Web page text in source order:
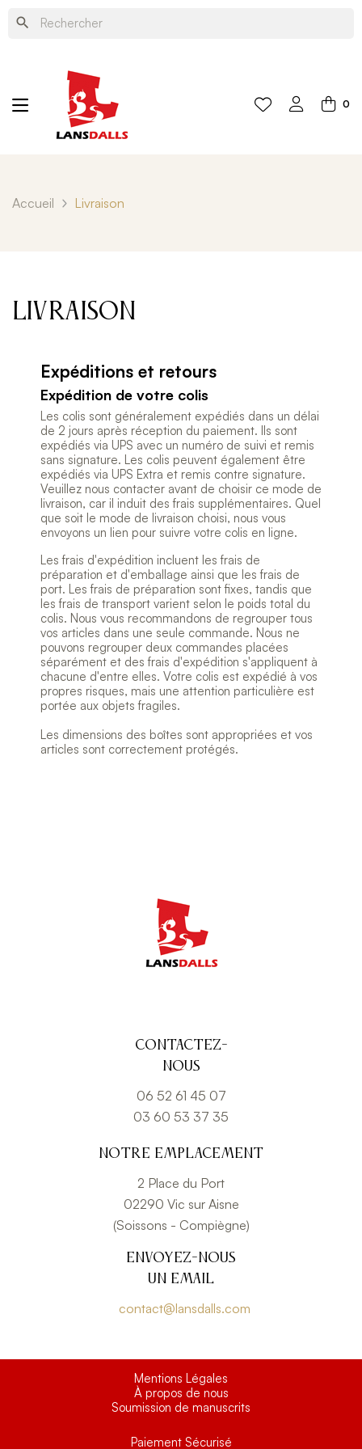
search
0
Accueil Livraison
Livraison
Expéditions et retours
Expédition de votre colis
Les colis sont généralement expédiés dans un délai
de 2 jours après réception du paiement. Ils sont
expédiés via UPS avec un numéro de suivi et remis
sans signature. Les colis peuvent également être
expédiés via UPS Extra et remis contre signature.
Veuillez nous contacter avant de choisir ce mode de
livraison, car il induit des frais supplémentaires. Quel
que soit le mode de livraison choisi, nous vous
envoyons un lien pour suivre votre colis en ligne.
Les frais d'expédition incluent les frais de
préparation et d'emballage ainsi que les frais de
port. Les frais de préparation sont fixes, tandis que
les frais de transport varient selon le poids total du
colis. Nous vous recommandons de regrouper tous
vos articles dans une seule commande. Nous ne
pouvons regrouper deux commandes placées
séparément et des frais d'expédition s'appliquent à
chacune d'entre elles. Votre colis est expédié à vos
propres risques, mais une attention particulière est
portée aux objets fragiles.
Les dimensions des boîtes sont appropriées et vos
articles sont correctement protégés.
Contactez-
nous
06 52 61 45 07
03 60 53 37 35
Notre emplacement
2 Place du Port
02290 Vic sur Aisne
(Soissons - Compiègne)
Envoyez-nous
un email
contact@lansdalls.com
Mentions Légales
À propos de nous
Soumission de manuscrits
Paiement Sécurisé